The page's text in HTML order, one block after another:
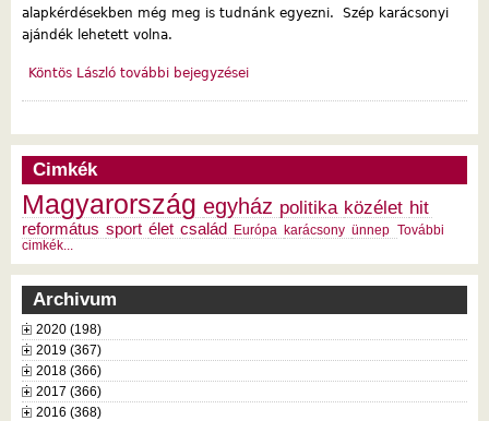
alapkérdésekben még meg is tudnánk egyezni. Szép karácsonyi
ajándék lehetett volna.
Köntös László további bejegyzései
Cimkék
Magyarország egyház politika közélet hit
református sport élet család Európa karácsony ünnep További
cimkék...
Archivum
2020 (198)
2019 (367)
2018 (366)
2017 (366)
2016 (368)